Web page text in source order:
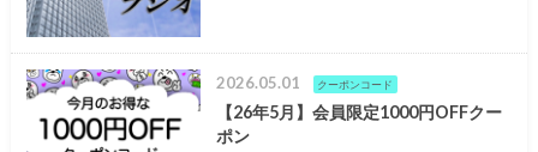
2026.05.01 クーポンコード
【26年5月】会員限定1000円OFFクー
ポン